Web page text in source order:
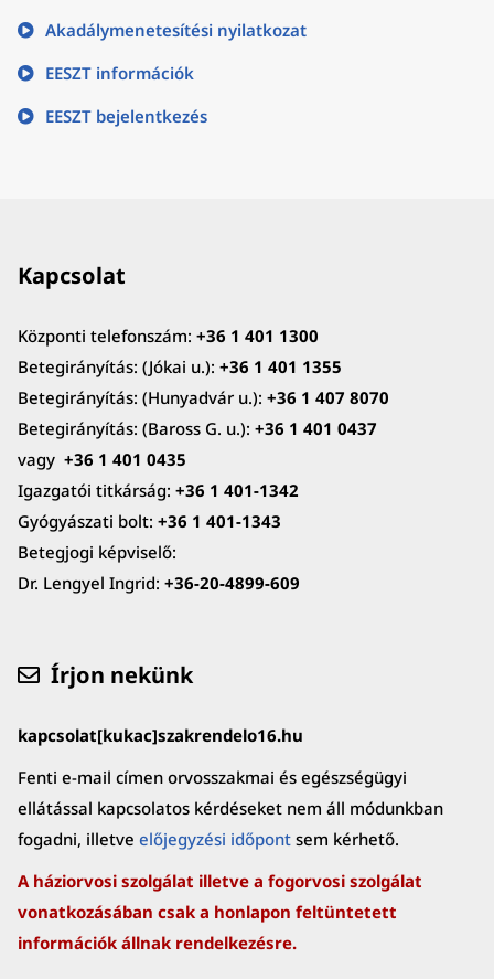
Akadálymenetesítési nyilatkozat
EESZT információk
EESZT bejelentkezés
Kapcsolat
Központi telefonszám: +36 1 401 1300
Betegirányítás: (Jókai u.): +36 1 401 1355
Betegirányítás: (Hunyadvár u.): +36 1 407 8070
Betegirányítás: (Baross G. u.): +36 1 401 0437
vagy +36 1 401 0435
Igazgatói titkárság: +36 1 401-1342
Gyógyászati bolt: +36 1 401-1343
Betegjogi képviselő:
Dr. Lengyel Ingrid: +36-20-4899-609
Írjon nekünk
kapcsolat[kukac]szakrendelo16.hu
Fenti e-mail címen orvosszakmai és egészségügyi
ellátással kapcsolatos kérdéseket nem áll módunkban
fogadni, illetve előjegyzési időpontsem kérhető.
A háziorvosi szolgálat illetve a fogorvosi szolgálat
vonatkozásában csak a honlapon feltüntetett
információk állnak rendelkezésre.